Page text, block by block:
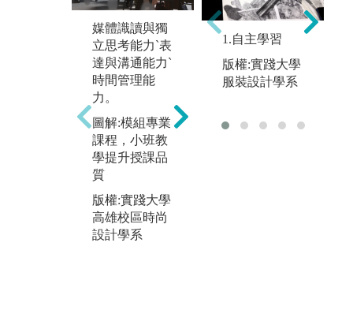
媒體識讀與獨
立思考能力`表
達與溝通能力`
時間管理能
力。
圖解:模組專業
課程，小班教
學提升授課品
質
版權:實踐大學
高雄校區時尚
設計學系
修】（不分
1.自主學習
版權:實踐大學
服裝設計學系